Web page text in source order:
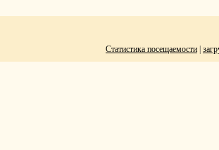
Статистика посещаемости